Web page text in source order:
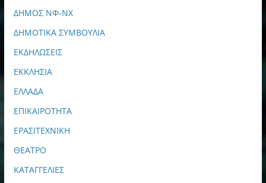
ΔΗΜΟΣ ΝΦ-ΝΧ
ΔΗΜΟΤΙΚΑ ΣΥΜΒΟΥΛΙΑ
ΕΚΔΗΛΩΣΕΙΣ
ΕΚΚΛΗΣΙΑ
ΕΛΛΑΔΑ
ΕΠΙΚΑΙΡΟΤΗΤΑ
ΕΡΑΣΙΤΕΧΝΙΚΗ
ΘΕΑΤΡΟ
ΚΑΤΑΓΓΕΛΙΕΣ